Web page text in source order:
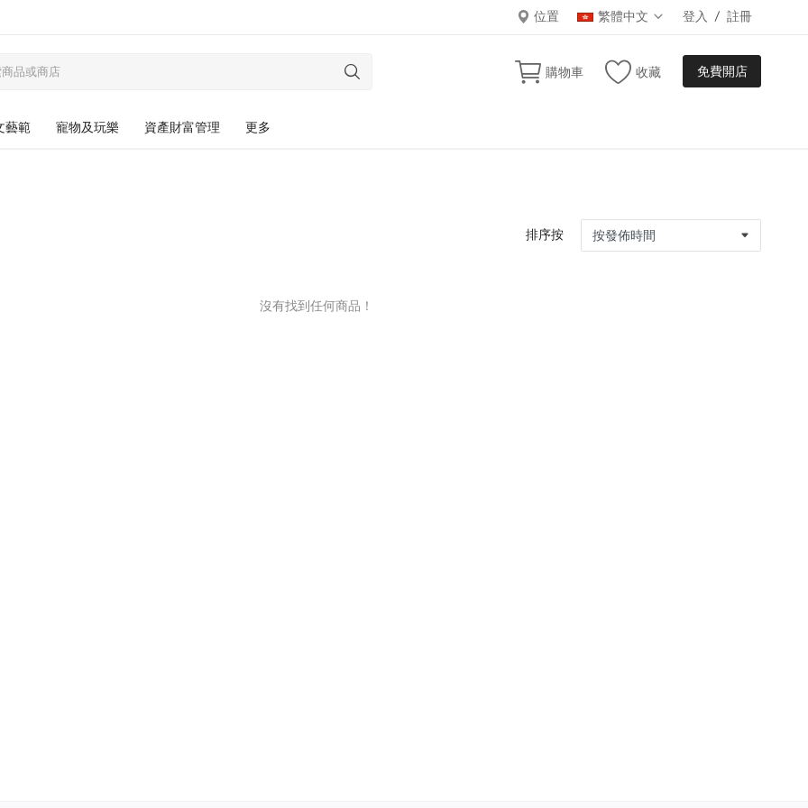
位置 繁體中文 登入 / 註冊
購物車 收藏 免費開店
藝範 寵物及玩樂 資產財富管理 更多
排序按
沒有找到任何商品！